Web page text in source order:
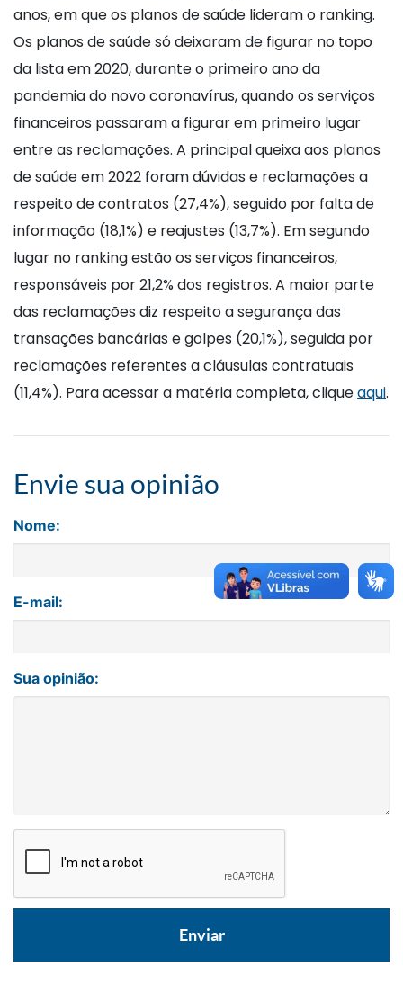
anos, em que os planos de saúde lideram o ranking.
Os planos de saúde só deixaram de figurar no topo
da lista em 2020, durante o primeiro ano da
pandemia do novo coronavírus, quando os serviços
financeiros passaram a figurar em primeiro lugar
entre as reclamações. A principal queixa aos planos
de saúde em 2022 foram dúvidas e reclamações a
respeito de contratos (27,4%), seguido por falta de
informação (18,1%) e reajustes (13,7%). Em segundo
lugar no ranking estão os serviços financeiros,
responsáveis por 21,2% dos registros. A maior parte
das reclamações diz respeito a segurança das
transações bancárias e golpes (20,1%), seguida por
reclamações referentes a cláusulas contratuais
(11,4%). Para acessar a matéria completa, cliqueaqui.
Envie sua opinião
Nome:
E-mail:
Sua opinião: